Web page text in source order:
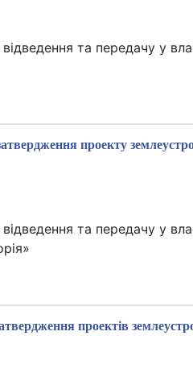
та передачу у
проекту
та передачу у
проектів